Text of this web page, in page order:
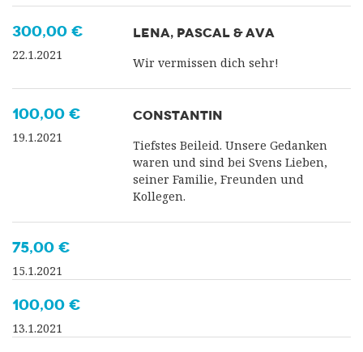
300,00 €
22.1.2021
LENA, PASCAL & AVA
Wir vermissen dich sehr!
100,00 €
19.1.2021
CONSTANTIN
Tiefstes Beileid. Unsere Gedanken
waren und sind bei Svens Lieben,
seiner Familie, Freunden und
Kollegen.
75,00 €
15.1.2021
100,00 €
13.1.2021